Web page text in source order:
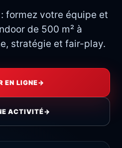
formez votre équipe et
de 500 m² à
stratégie et fair-play.
EN LIGNE→
ACTIVITÉ→